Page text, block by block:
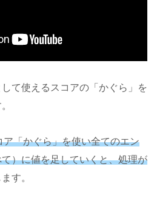
て使えるスコアの「かぐら」を
ア「かぐら」を使い全てのエン
）に値を足していくと、処理が
ます。